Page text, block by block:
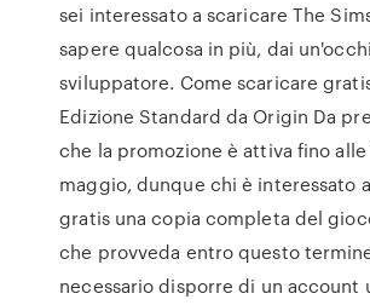
sei interessato a scaricare The
sapere qualcosa in più, dai
sviluppatore. Come scaricare
Edizione Standard da Origin Da
che la promozione è attiva fino alle
maggio, dunque chi è interessato
gratis una copia completa del
che provveda entro questo
necessario disporre di un account